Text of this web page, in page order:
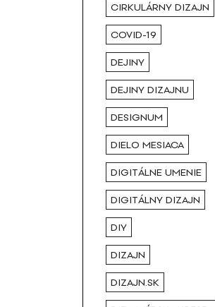
CIRKULÁRNY DIZAJN
COVID-19
DEJINY
DEJINY DIZAJNU
DESIGNUM
DIELO MESIACA
DIGITÁLNE UMENIE
DIGITÁLNY DIZAJN
DIY
DIZAJN
DIZAJN.SK